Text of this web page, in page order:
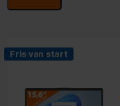
te verliezen.
Fris van start